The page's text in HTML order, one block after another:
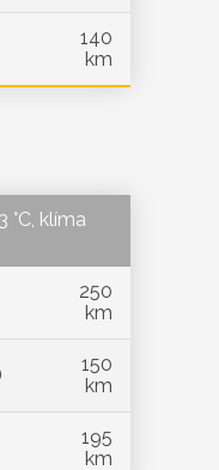
140
km
°C, klíma
250
km
150
km
195
km